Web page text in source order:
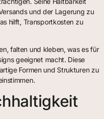
und der Lagerung zu
hilft, Transportkosten zu
falten und kleben, was es für
geeignet macht. Diese
Formen und Strukturen zu